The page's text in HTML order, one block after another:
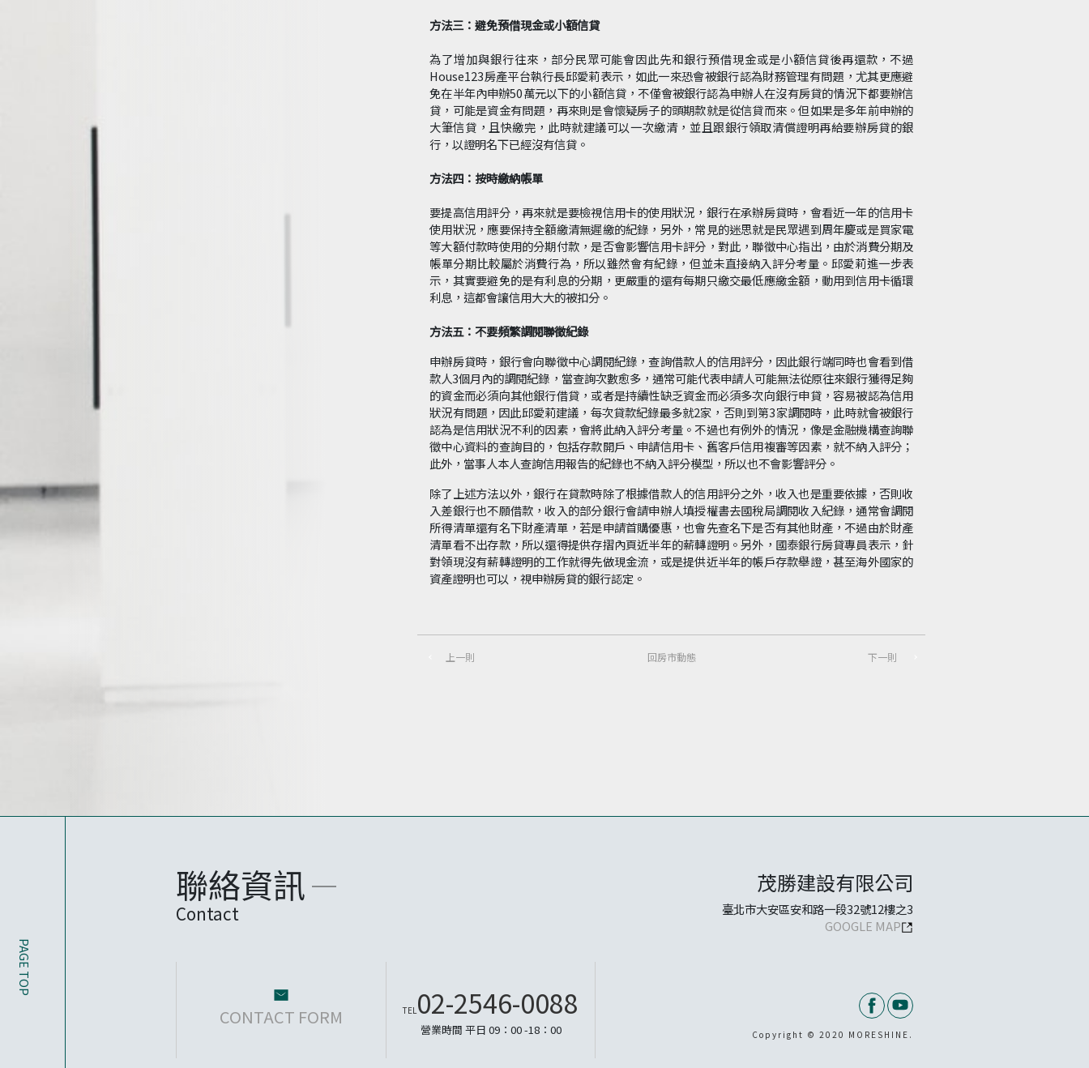
方法三：避免預借現金或小額信貸
為了增加與銀行往來，部分民眾可能會因此先和銀行預借現金或是小額信貸後再還款，不過
House123房產平台執行長邱愛莉表示，如此一來恐會被銀行認為財務管理有問題，尤其更應避
免在半年內申辦50萬元以下的小額信貸，不僅會被銀行認為申辦人在沒有房貸的情況下都要辦信
貸，可能是資金有問題，再來則是會懷疑房子的頭期款就是從信貸而來。但如果是多年前申辦的
大筆信貸，且快繳完，此時就建議可以一次繳清，並且跟銀行領取清償證明再給要辦房貸的銀
行，以證明名下已經沒有信貸。
方法四：按時繳納帳單
要提高信用評分，再來就是要檢視信用卡的使用狀況，銀行在承辦房貸時，會看近一年的信用卡
使用狀況，應要保持全額繳清無遲繳的紀錄，另外，常見的迷思就是民眾遇到周年慶或是買家電
等大額付款時使用的分期付款，是否會影響信用卡評分，對此，聯徵中心指出，由於消費分期及
帳單分期比較屬於消費行為，所以雖然會有紀錄，但並未直接納入評分考量。邱愛莉進一步表
示，其實要避免的是有利息的分期，更嚴重的還有每期只繳交最低應繳金額，動用到信用卡循環
利息，這都會讓信用大大的被扣分。
方法五：不要頻繁調閱聯徵紀錄
申辦房貸時，銀行會向聯徵中心調閱紀錄，查詢借款人的信用評分，因此銀行端同時也會看到借
款人3個月內的調閱紀錄，當查詢次數愈多，通常可能代表申請人可能無法從原往來銀行獲得足夠
的資金而必須向其他銀行借貸，或者是持續性缺乏資金而必須多次向銀行申貸，容易被認為信用
狀況有問題，因此邱愛莉建議，每次貸款紀錄最多就2家，否則到第3家調閱時，此時就會被銀行
認為是信用狀況不利的因素，會將此納入評分考量。不過也有例外的情況，像是金融機構查詢聯
徵中心資料的查詢目的，包括存款開戶、申請信用卡、舊客戶信用複審等因素，就不納入評分；
此外，當事人本人查詢信用報告的紀錄也不納入評分模型，所以也不會影響評分。
除了上述方法以外，銀行在貸款時除了根據借款人的信用評分之外，收入也是重要依據，否則收
入差銀行也不願借款，收入的部分銀行會請申辦人填授權書去國稅局調閱收入紀錄，通常會調閱
所得清單還有名下財產清單，若是申請首購優惠，也會先查名下是否有其他財產，不過由於財產
清單看不出存款，所以還得提供存摺內頁近半年的薪轉證明。另外，國泰銀行房貸專員表示，針
對領現沒有薪轉證明的工作就得先做現金流，或是提供近半年的帳戶存款舉證，甚至海外國家的
資產證明也可以，視申辦房貸的銀行認定。
上一則 回房市動態 下一則
聯絡資訊
Contact
CONTACT FORM TEL 02-2546-0088
營業時間 平日 09：00 -18：00
茂勝建設有限公司
臺北市大安區安和路一段32號12樓之3
GOOGLE MAP
Copyright © 2020 MORESHINE.
PAGE TOP